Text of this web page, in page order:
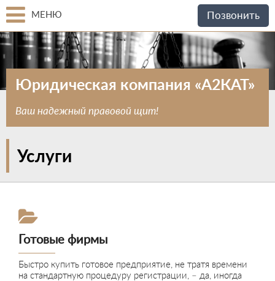
МЕНЮ Позвонить
Юридическая компания «А2КАТ»
Ваш надежный правовой щит!
Услуги
Готовые фирмы
Быстро купить готовое предприятие, не тратя времени
на стандартную процедуру регистрации, – да, иногда